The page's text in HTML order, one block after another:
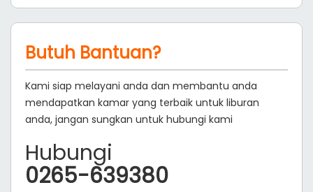
Butuh Bantuan?
Kami siap melayani anda dan membantu anda
mendapatkan kamar yang terbaik untuk liburan
anda, jangan sungkan untuk hubungi kami
Hubungi
0265-639380